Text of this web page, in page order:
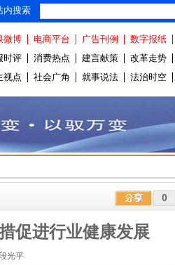
搜索
微博 电商平台 广告刊例 数字报纸
时评 消费热点 建言献策 改革走势
视点 社会广角 就事说法 法治时空
0
促进行业健康发展
光平